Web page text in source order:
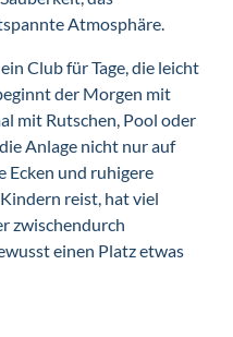
Atmosphäre.
Club für Tage, die leicht
der Morgen mit
mit Rutschen, Pool oder
Anlage nicht nur auf
Ecken und ruhigere
reist, hat viel
zwischendurch
einen Platz etwas